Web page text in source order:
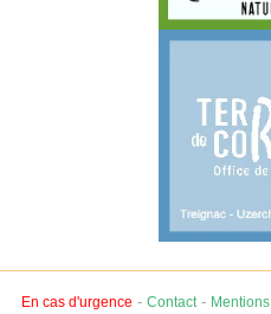
En cas d'urgence - Contact-